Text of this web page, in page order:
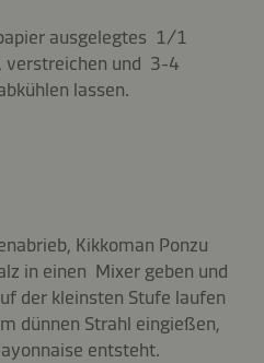
ausgelegtes 1/1
verstreichen und 3-4
lassen.
Kikkoman Ponzu
in einen Mixer geben und
der kleinsten Stufe laufen
dünnen Strahl eingießen,
entsteht.